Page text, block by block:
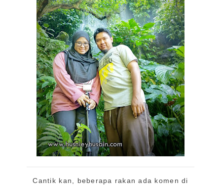
Cantik kan, beberapa rakan ada komen di